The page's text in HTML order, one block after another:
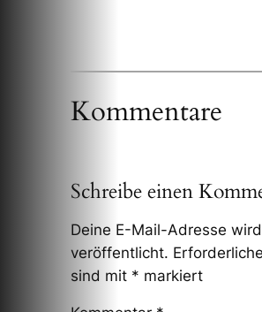
Kommentare
Schreibe einen
Deine E-Mail-Adresse
veröffentlicht.
sind mit * markiert